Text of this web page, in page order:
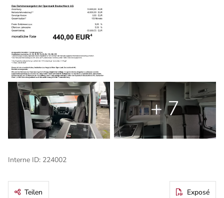
+ 7
Interne ID: 224002
Teilen Exposé